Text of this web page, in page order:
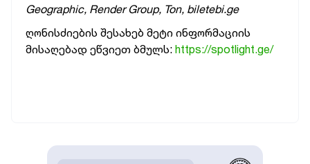
Geographic, Render Group, Ton, biletebi.ge
ღონისძიების შესახებ მეტი ინფორმაციის
მისაღებად ეწვიეთ ბმულს: https://spotlight.ge/